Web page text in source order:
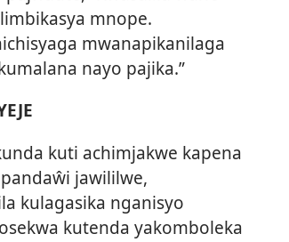
mnope.
mwanapikanilaga
nayo pajika.”
kuti achimjakwe kapena
jawililwe,
kulagasika nganisyo
kutenda yakomboleka